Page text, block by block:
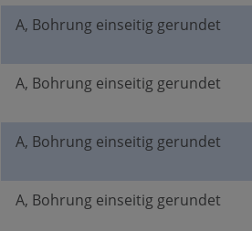
A, Bohrung einseitig gerundet
A, Bohrung einseitig gerundet
A, Bohrung einseitig gerundet
A, Bohrung einseitig gerundet